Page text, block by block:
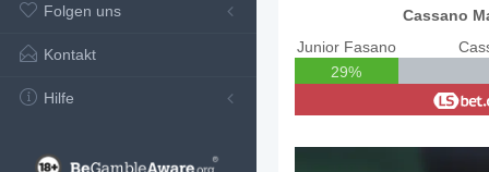
Folgen uns
Kontakt
Hilfe
Cassano
Junior Fasano
29%